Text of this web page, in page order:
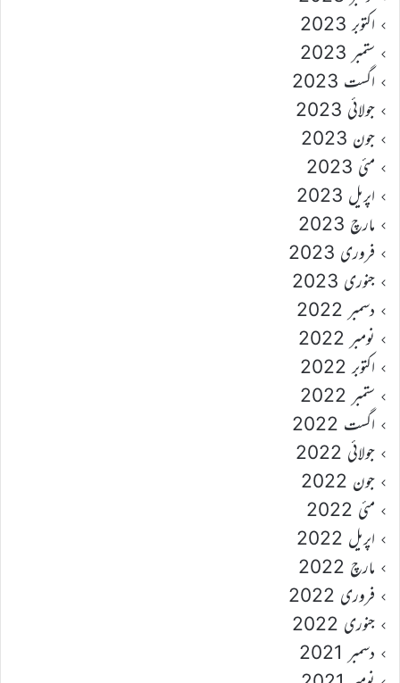
اکتوبر 2023
ستمبر 2023
اگست 2023
جولائی 2023
جون 2023
مئی 2023
اپریل 2023
مارچ 2023
فروری 2023
جنوری 2023
دسمبر 2022
نومبر 2022
اکتوبر 2022
ستمبر 2022
اگست 2022
جولائی 2022
جون 2022
مئی 2022
اپریل 2022
مارچ 2022
فروری 2022
جنوری 2022
دسمبر 2021